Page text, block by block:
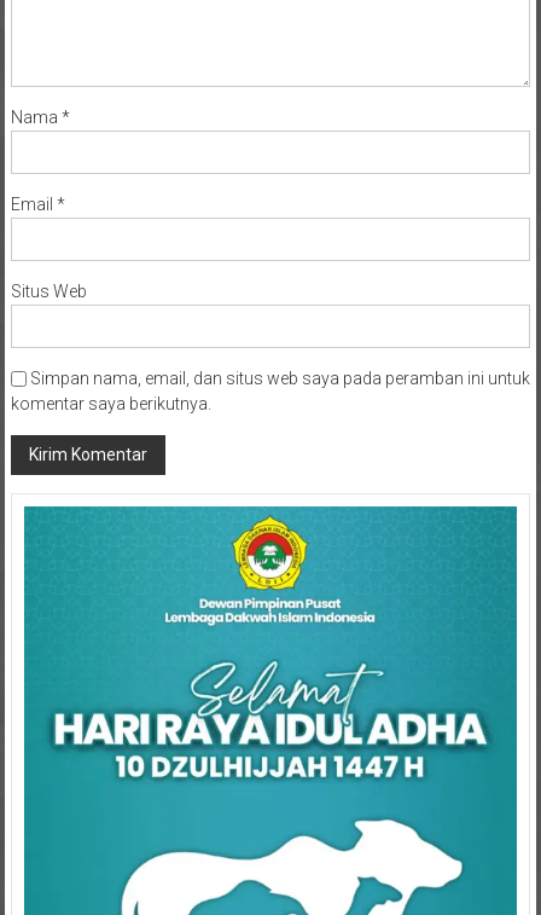
Nama *
Email *
Situs Web
Simpan nama, email, dan situs web saya pada peramban ini untuk
komentar saya berikutnya.